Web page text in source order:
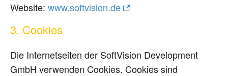
Website: www.softvision.de
3. Cookies
Die Internetseiten der SoftVision Development
GmbH verwenden Cookies. Cookies sind